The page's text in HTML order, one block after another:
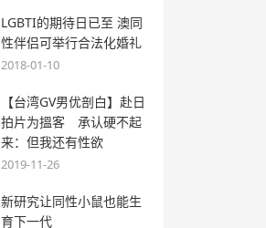
LGBTI的期待日已至 澳同
性伴侣可举行合法化婚礼
2018-01-10
【台湾GV男优剖白】赴日
拍片为搵客 承认硬不起
来：但我还有性欲
2019-11-26
新研究让同性小鼠也能生
育下一代